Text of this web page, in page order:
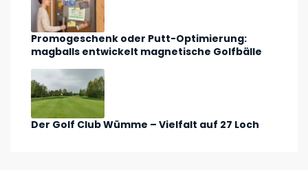
Promogeschenk oder Putt-Optimierung:
magballs entwickelt magnetische Golfbälle
Der Golf Club Wümme – Vielfalt auf 27 Loch